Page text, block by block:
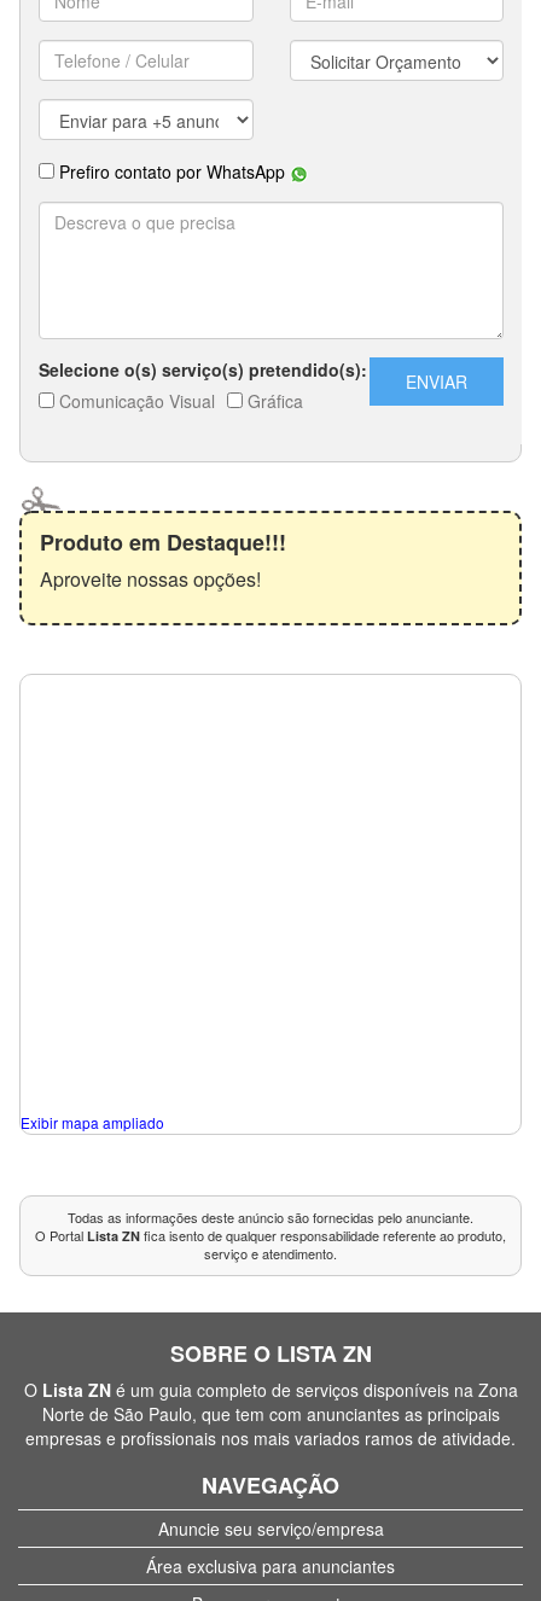
Produto em Destaque!!!
Aproveite nossas opções!
Exibir mapa ampliado
Todas as informações deste anúncio são fornecidas pelo anunciante.
O Portal Lista ZN fica isento de qualquer responsabilidade referente ao produto,
serviço e atendimento.
SOBRE O LISTA ZN
O Lista ZNé um guia completo de serviços disponíveis na Zona
Norte de São Paulo, que tem com anunciantes as principais
empresas e profissionais nos mais variados ramos de atividade.
NAVEGAÇÃO
Anuncie seu serviço/empresa
Área exclusiva para anunciantes